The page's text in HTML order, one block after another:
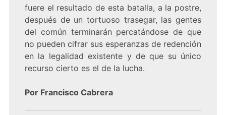
fuere el resultado de esta batalla, a la postre,
después de un tortuoso trasegar, las gentes
del común terminarán percatándose de que
no pueden cifrar sus esperanzas de redención
en la legalidad existente y de que su único
recurso cierto es el de la lucha.
Por Francisco Cabrera